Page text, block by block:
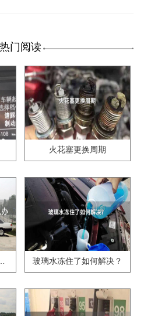
热门阅读
火花塞更换周期
,逾期怎么办?? 玻璃水冻住了如何解决？